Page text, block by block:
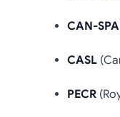
CAN-
CASL
PECR